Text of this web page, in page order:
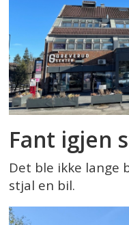
Fant igjen
Det ble ikke lange
stjal en bil.